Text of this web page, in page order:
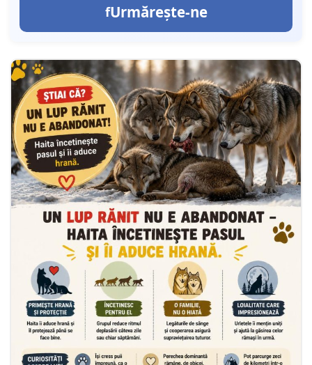
Urmărește-ne